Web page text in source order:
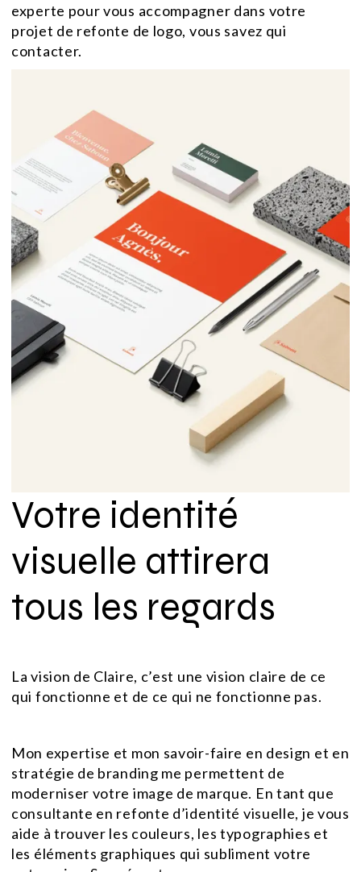
experte pour vous accompagner dans votre
projet de refonte de logo, vous savez qui
contacter.
Votre identité
visuelle attirera
tous les regards
La vision de Claire, c’est une vision claire de ce
qui fonctionne et de ce qui ne fonctionne pas.
Mon expertise et mon savoir-faire en design et en
stratégie de branding me permettent de
moderniser votre image de marque. En tant que
consultante en refonte d’identité visuelle, je vous
aide à trouver les couleurs, les typographies et
les éléments graphiques qui subliment votre